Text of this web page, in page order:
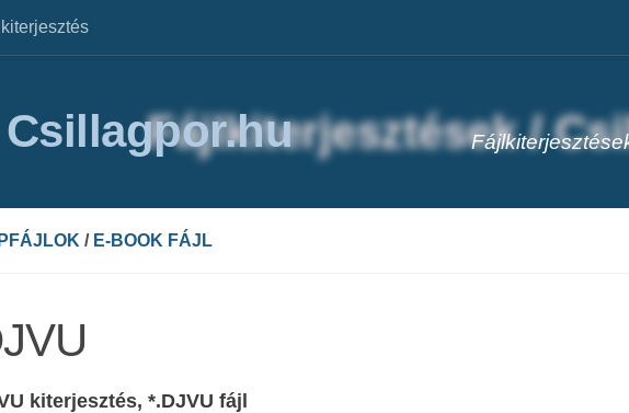
/ E-BOOK FÁJL
kiterjesztés, *.DJVU fájl